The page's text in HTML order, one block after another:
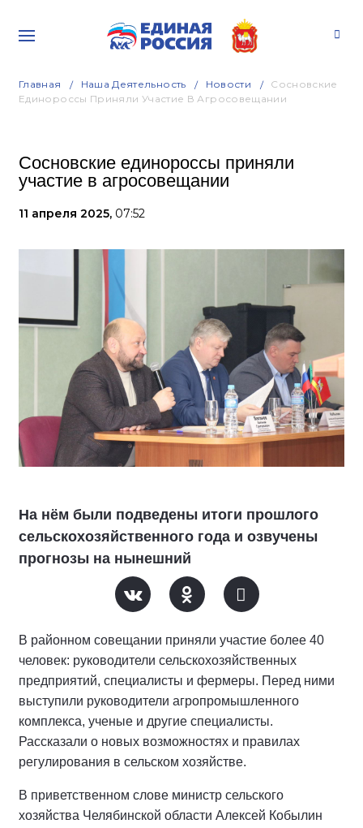
Главная Наша Деятельность Новости
Сосновские
Единороссы Приняли Участие В Агросовещании
Сосновские единороссы приняли
участие в агросовещании
11 апреля 2025, 07:52
На нём были подведены итоги прошлого
сельскохозяйственного года и озвучены
прогнозы на нынешний
В районном совещании приняли участие более 40
человек: руководители сельскохозяйственных
предприятий, специалисты и фермеры. Перед ними
выступили руководители агропромышленного
комплекса, ученые и другие специалисты.
Рассказали о новых возможностях и правилах
регулирования в сельском хозяйстве.
В приветственном слове министр сельского
хозяйства Челябинской области Алексей Кобылин